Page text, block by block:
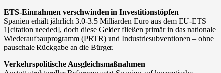
ETS-Einnahmen verschwinden in Investitionstöpfen
Spanien erhält jährlich 3,0-3,5 Milliarden Euro aus dem EU-ETS
1[citation needed], doch diese Gelder fließen primär in das nationale
Wiederaufbauprogramm (PRTR) und Industriesubventionen – ohne
pauschale Rückgabe an die Bürger.
Verkehrspolitische Ausgleichsmaßnahmen